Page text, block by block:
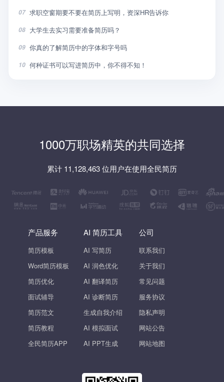
07 求职空窗期要不要在简历上写明，资深HR告诉你
08 大学生去实习需要准备简历吗？
09 你真的了解简历中的字体和字号吗
10 何种证书可以写进简历中，你不得不知！
1000万职场精英的共同选择
累计 11,128,463 位用户在使用全民简历
产品服务
简历模板
Word简历模板
简历优化
面试辅导
简历范文
简历教程
全民简历APP
AI 简历工具
AI 写简历
AI 润色优化
AI 翻译简历
AI 诊断简历
生成自我介绍
AI 模拟面试
AI PPT生成
公司
联系我们
关于我们
常见问题
服务协议
隐私声明
网站公告
网站地图